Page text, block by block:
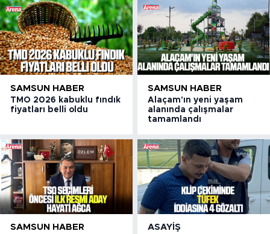
SAMSUN HABER
TMO 2026 kabuklu fındık
fiyatları belli oldu
SAMSUN HABER
Alaçam'ın yeni yaşam
alanında çalışmalar
tamamlandı
SAMSUN HABER ASAYIŞ